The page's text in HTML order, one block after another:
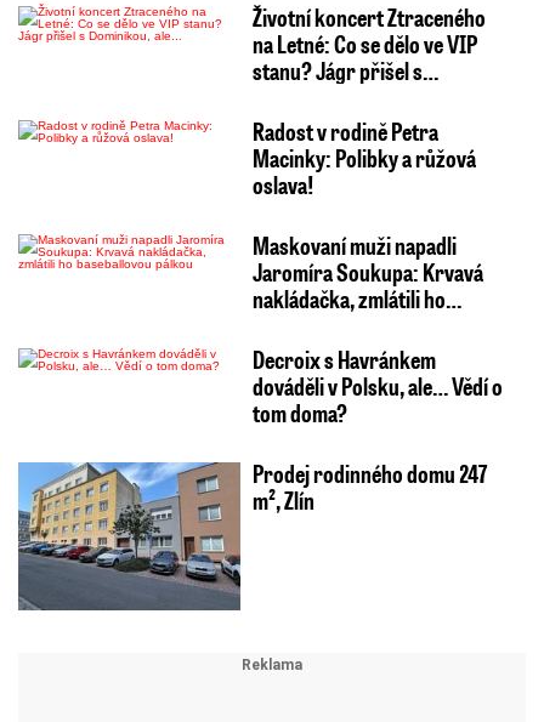
Životní koncert Ztraceného
na Letné: Co se dělo ve VIP
stanu? Jágr přišel s…
Radost v rodině Petra
Macinky: Polibky a růžová
oslava!
Maskovaní muži napadli
Jaromíra Soukupa: Krvavá
nakládačka, zmlátili ho…
Decroix s Havránkem
dováděli v Polsku, ale… Vědí o
tom doma?
Prodej rodinného domu 247
m², Zlín